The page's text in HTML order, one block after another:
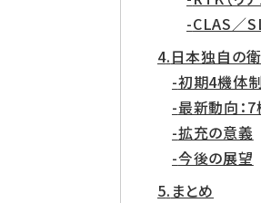
CLAS／
日本独自の衛
初期4機体
最新動向：
拡充の意義
今後の展望
まとめ